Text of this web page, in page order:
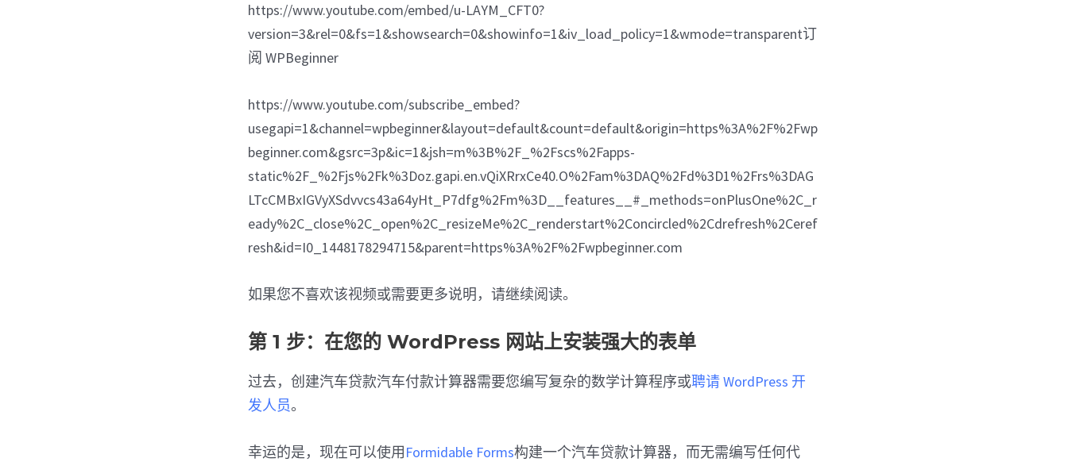
https://www.youtube.com/embed/u-LAYM_CFT0?
version=3&rel=0&fs=1&showsearch=0&showinfo=1&iv_load_policy=1&wmode=transparent订
阅 WPBeginner
https://www.youtube.com/subscribe_embed?
usegapi=1&channel=wpbeginner&layout=default&count=default&origin=https%3A%2F%2Fwp
beginner.com&gsrc=3p&ic=1&jsh=m%3B%2F_%2Fscs%2Fapps-
static%2F_%2Fjs%2Fk%3Doz.gapi.en.vQiXRrxCe40.O%2Fam%3DAQ%2Fd%3D1%2Frs%3DAG
LTcCMBxIGVyXSdvvcs43a64yHt_P7dfg%2Fm%3D__features__#_methods=onPlusOne%2C_r
eady%2C_close%2C_open%2C_resizeMe%2C_renderstart%2Concircled%2Cdrefresh%2Ceref
resh&id=I0_1448178294715&parent=https%3A%2F%2Fwpbeginner.com
如果您不喜欢该视频或需要更多说明，请继续阅读。
第 1 步：在您的 WordPress 网站上安装强大的表单
过去，创建汽车贷款汽车付款计算器需要您编写复杂的数学计算程序或聘请 WordPress 开
发人员。
幸运的是，现在可以使用Formidable Forms构建一个汽车贷款计算器，而无需编写任何代